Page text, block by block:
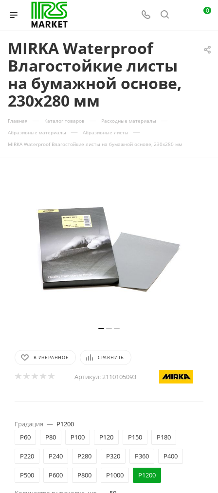
0
MIRKA Waterproof
Влагостойкие листы
на бумажной основе,
230x280 мм
Главная — Каталог товаров — Расходные материалы —
Абразивные материалы — Абразивные листы —
MIRKA Waterproof Влагостойкие листы на бумажной основе, 230x280 мм
В ИЗБРАННОЕ СРАВНИТЬ
Артикул:2110105093
Градация — Р1200
Р60
Р80 Р100 Р120 Р150 Р180
Р220 Р240 Р280 Р320 Р360 Р400
Р500 Р600 Р800 Р1000 Р1200